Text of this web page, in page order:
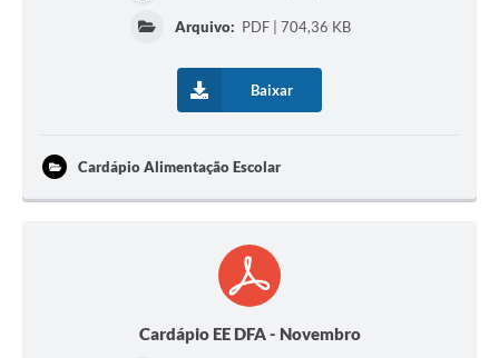
Arquivo: PDF | 704,36 KB
Baixar
Cardápio Alimentação Escolar
Cardápio EE DFA - Novembro